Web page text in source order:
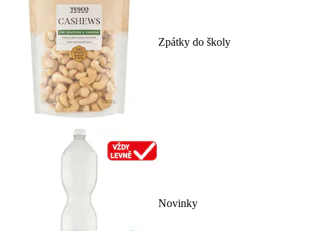
Zpátky do školy
Novinky